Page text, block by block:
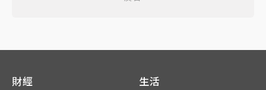
財經 生活